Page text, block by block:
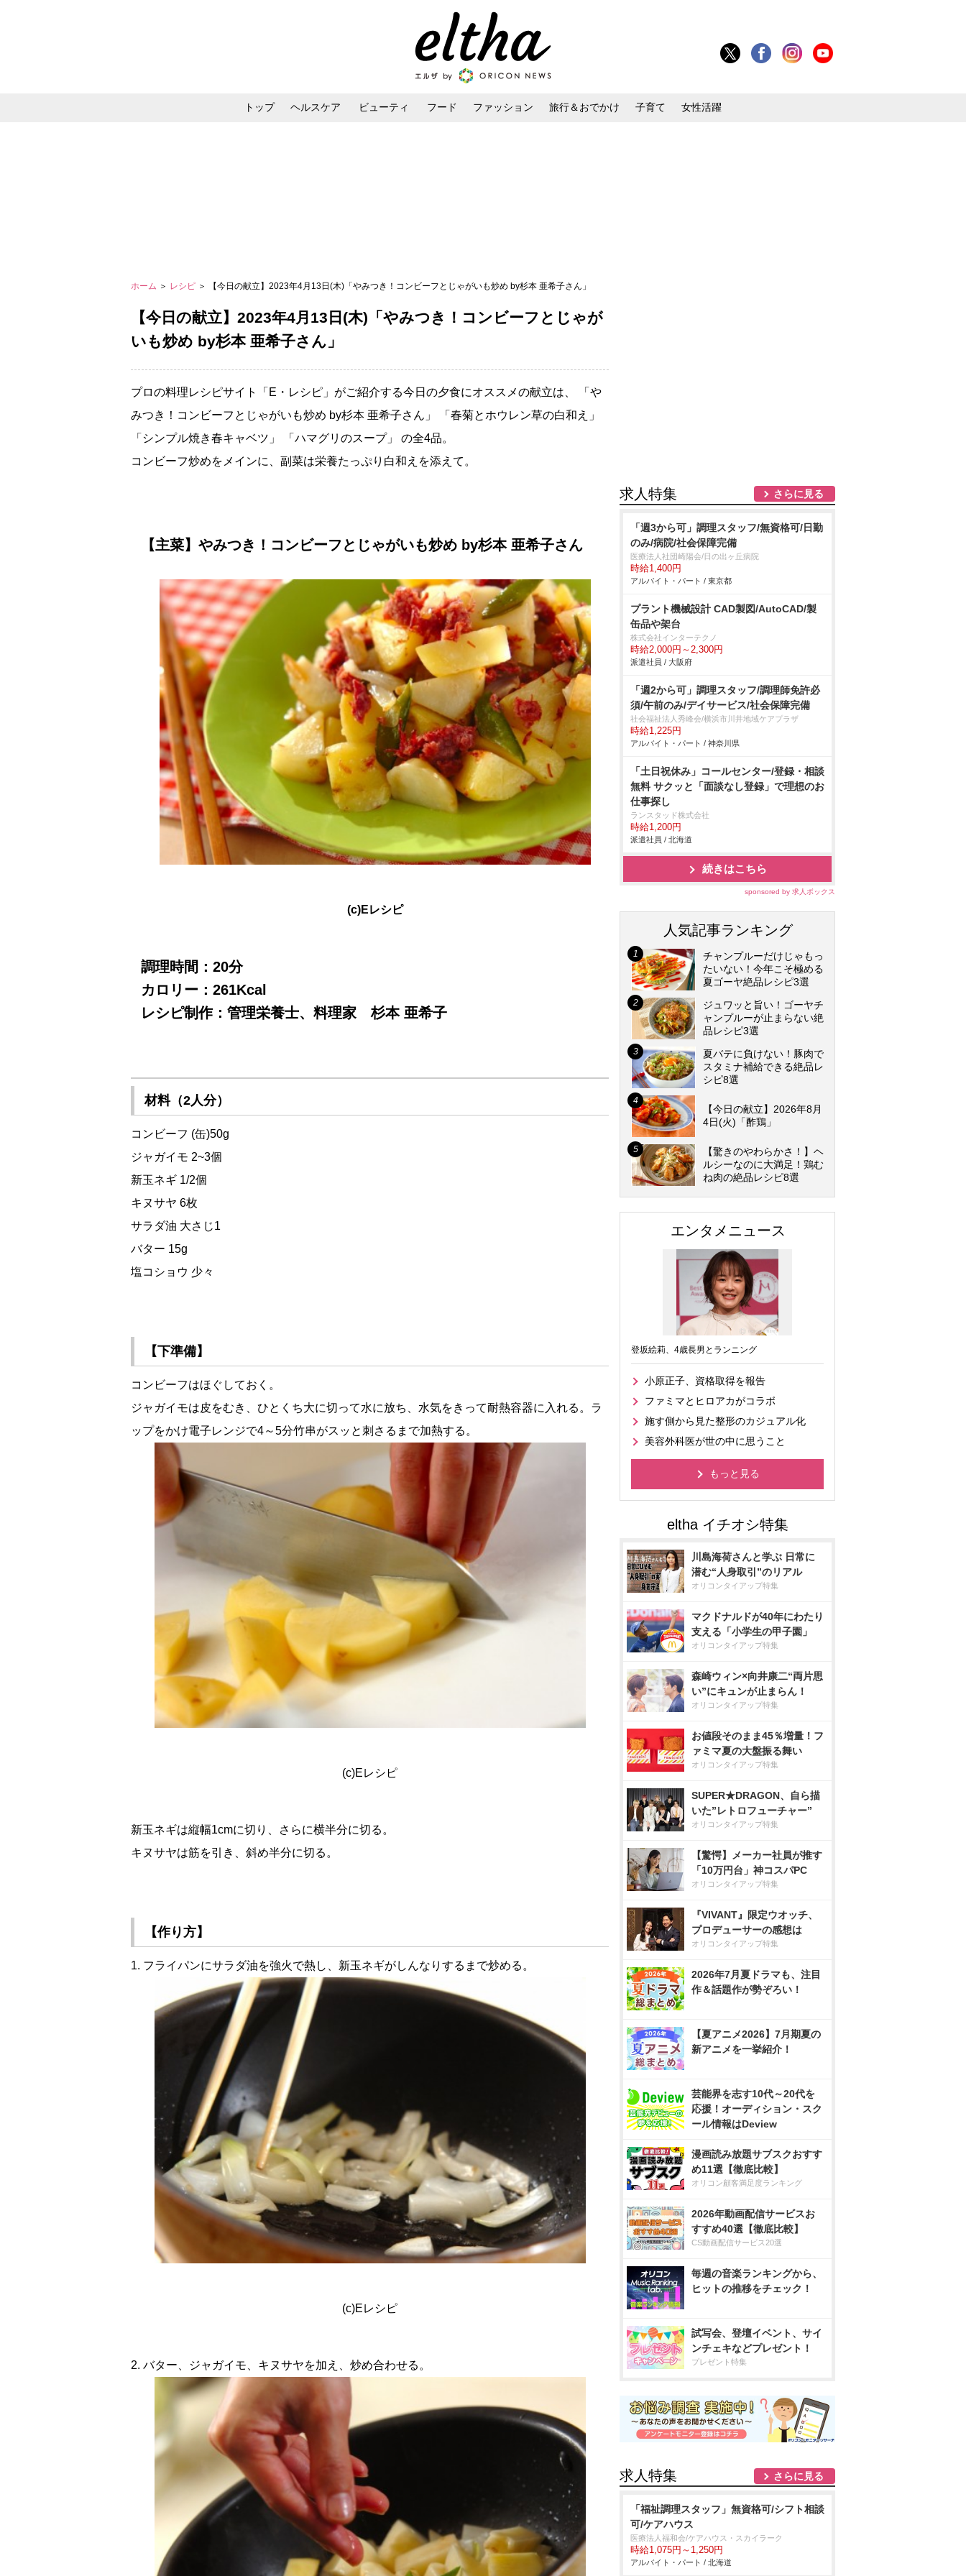
トップ ヘルスケア ビューティ フード ファッション 旅行＆おでかけ 子育て 女性活躍
ホーム ＞ レシピ ＞ 【今日の献立】2023年4月13日(木)「やみつき！コンビーフとじゃがいも炒め by杉本 亜希子さん」
【今日の献立】2023年4月13日(木)「やみつき！コンビーフとじゃが
いも炒め by杉本 亜希子さん」
プロの料理レシピサイト「E・レシピ」がご紹介する今日の夕食にオススメの献立は、 「
みつき！コンビーフとじゃがいも炒め by杉本 亜希子さん」 「春菊とホウレン草の白和え」
「シンプル焼き春キャベツ」 「ハマグリのスープ」 の全4品。
コンビーフ炒めをメインに、副菜は栄養たっぷり白和えを添えて。
【主菜】やみつき！コンビーフとじゃがいも炒め by杉本 亜希子さん
(c)Eレシピ
調理時間：20分
カロリー：261Kcal
レシピ制作：管理栄養士、料理家 杉本 亜希子
材料（2人分）
コンビーフ (缶)50g
ジャガイモ 2~3個
新玉ネギ 1/2個
キヌサヤ 6枚
サラダ油 大さじ1
バター 15g
塩コショウ 少々
【下準備】
コンビーフはほぐしておく。
ジャガイモは皮をむき、ひとくち大に切って水に放ち、水気をきって耐熱容器に入れる。ラ
ップをかけ電子レンジで4～5分竹串がスッと刺さるまで加熱する。
(c)Eレシピ
新玉ネギは縦幅1cmに切り、さらに横半分に切る。
キヌサヤは筋を引き、斜め半分に切る。
【作り方】
1. フライパンにサラダ油を強火で熱し、新玉ネギがしんなりするまで炒める。
(c)Eレシピ
2. バター、ジャガイモ、キヌサヤを加え、炒め合わせる。
求人特集 さらに見る
「週3から可」調理スタッフ/無資格可/日勤
のみ/病院/社会保障完備
医療法人社団崎陽会/日の出ヶ丘病院
時給1,400円
アルバイト・パート / 東京都
プラント機械設計 CAD製図/AutoCAD/製
缶品や架台
株式会社インターテクノ
時給2,000円～2,300円
派遣社員 / 大阪府
「週2から可」調理スタッフ/調理師免許必
須/午前のみ/デイサービス/社会保障完備
社会福祉法人秀峰会/横浜市川井地域ケアプラザ
時給1,225円
アルバイト・パート / 神奈川県
「土日祝休み」コールセンター/登録・相談
無料 サクッと「面談なし登録」で理想のお
仕事探し
ランスタッド株式会社
時給1,200円
派遣社員 / 北海道
続きはこちら
sponsored by 求人ボックス
人気記事ランキング
チャンプルーだけじゃもっ
たいない！今年こそ極める
夏ゴーヤ絶品レシピ3選
ジュワッと旨い！ゴーヤチ
ャンプルーが止まらない絶
品レシピ3選
夏バテに負けない！豚肉で
スタミナ補給できる絶品レ
シピ8選
【今日の献立】2026年8月
4日(火)「酢鶏」
【驚きのやわらかさ！】ヘ
ルシーなのに大満足！鶏む
ね肉の絶品レシピ8選
エンタメニュース
登坂絵莉、4歳長男とランニング
小原正子、資格取得を報告
ファミマとヒロアカがコラボ
施す側から見た整形のカジュアル化
美容外科医が世の中に思うこと
もっと見る
川島海荷さんと学ぶ 日常に
潜む“人身取引”のリアル
オリコンタイアップ特集
マクドナルドが40年にわたり
支える「小学生の甲子園」
オリコンタイアップ特集
森崎ウィン×向井康二“両片思
い”にキュンが止まらん！
オリコンタイアップ特集
お値段そのまま45％増量！フ
ァミマ夏の大盤振る舞い
オリコンタイアップ特集
SUPER★DRAGON、自ら描
いた”レトロフューチャー”
オリコンタイアップ特集
【驚愕】メーカー社員が推す
「10万円台」神コスパPC
オリコンタイアップ特集
『VIVANT』限定ウオッチ、
プロデューサーの感想は
オリコンタイアップ特集
2026年7月夏ドラマも、注目
作＆話題作が勢ぞろい！
【夏アニメ2026】7月期夏の
新アニメを一挙紹介！
芸能界を志す10代～20代を
応援！オーディション・スク
ール情報はDeview
漫画読み放題サブスクおすす
め11選【徹底比較】
オリコン顧客満足度ランキング
2026年動画配信サービスお
すすめ40選【徹底比較】
CS動画配信サービス20選
毎週の音楽ランキングから、
ヒットの推移をチェック！
試写会、登壇イベント、サイ
ンチェキなどプレゼント！
プレゼント特集
求人特集 さらに見る
「福祉調理スタッフ」無資格可/シフト相談
可/ケアハウス
医療法人福和会/ケアハウス・スカイラーク
時給1,075円～1,250円
アルバイト・パート / 北海道